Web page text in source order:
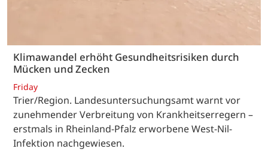
Klimawandel erhöht Gesundheitsrisiken durch
Mücken und Zecken
Friday
Trier/Region. Landesuntersuchungsamt warnt vor
zunehmender Verbreitung von Krankheitserregern –
erstmals in Rheinland-Pfalz erworbene West-Nil-
Infektion nachgewiesen.